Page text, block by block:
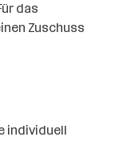
das
Zuschuss
individuell